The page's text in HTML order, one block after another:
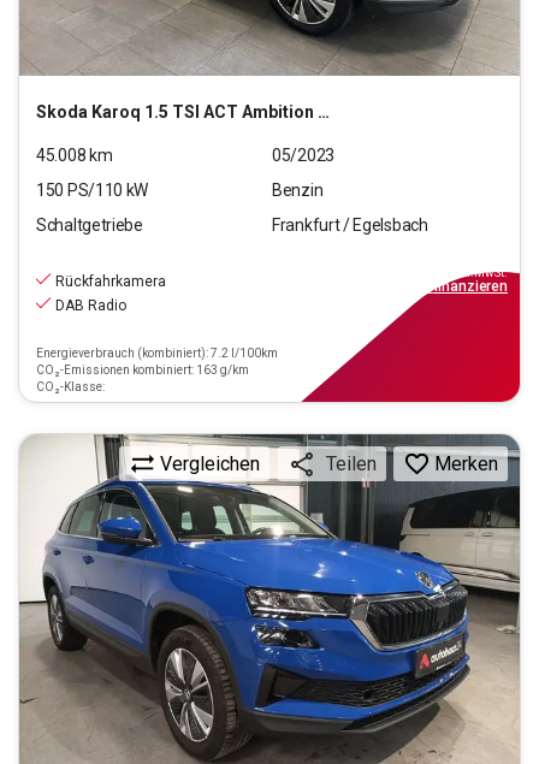
Skoda Karoq 1.5 TSI ACT Ambition OPF (EURO 6d)
45.008 km
05/2023
150 PS/110 kW
Benzin
Schaltgetriebe
Frankfurt / Egelsbach
Rückfahrkamera
DAB Radio
Energieverbrauch (kombiniert): 7.2 l/100km
CO₂-Emissionen kombiniert: 163 g/km
CO₂-Klasse:
inkl.MwSt.
finanzieren
Vergleichen Teilen Merken